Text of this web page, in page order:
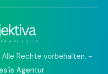
Rechte vorbehalten. -
Agentur